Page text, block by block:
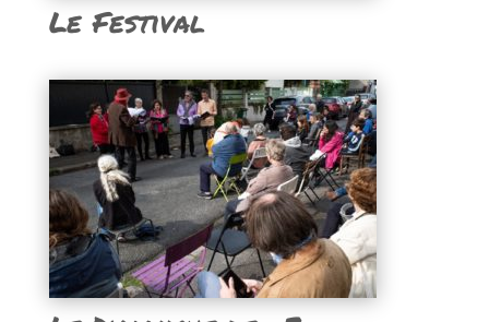
Le Festival